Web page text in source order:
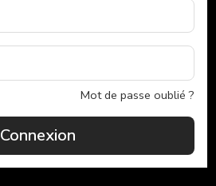
Mot de passe oublié ?
Connexion